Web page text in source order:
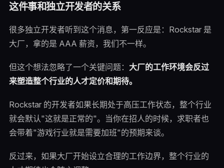
这件事和独立开发者的关系
很多独立开发者听到这个消息，第一反应是：Rockstar 是
大厂，拿的是 AAA 薪资，我们不一样。
但这个想法忽略了一个关键问题： 大厂的工作环境会反过
来塑造整个行业的人才定价和期待。
Rockstar 的开发者如果长期处于高压工作状态，整个行业
就会默认"这就是正常的"。当你在招人的时候，求职者也
会带着"游戏行业就是需要加班"的预期来谈。
反过来，如果大厂开始设立合理的工作边界，整个行业的